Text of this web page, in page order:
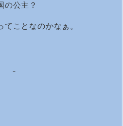
の公主？
ことなのかなぁ。